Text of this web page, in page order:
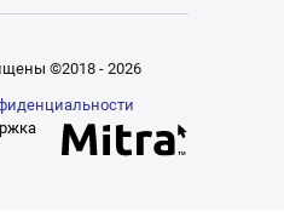
©2018 - 2026